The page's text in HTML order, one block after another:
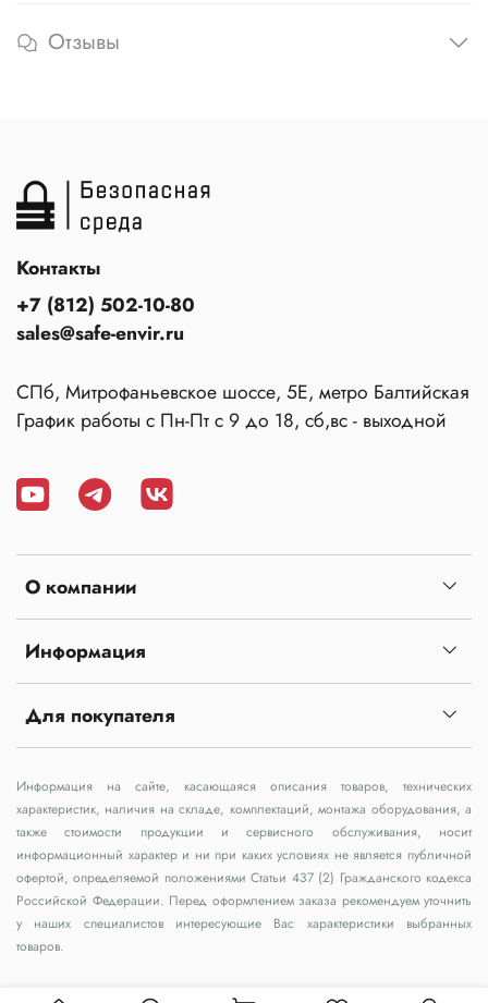
Отзывы
О компании
Информация
Для покупателя
Контакты
+7 (812) 502-10-80
sales@safe-envir.ru
СПб, Митрофаньевское шоссе, 5Е, метро Балтийская
График работы с Пн-Пт с 9 до 18, сб,вс - выходной
Информация на сайте, касающаяся описания товаров, технических
характеристик, наличия на складе, комплектаций, монтажа оборудования, а
также стоимости продукции и сервисного обслуживания, носит
информационный характер и ни при каких условиях не является публичной
офертой, определяемой положениями Статьи 437 (2) Гражданского кодекса
Российской Федерации. Перед оформлением заказа рекомендуем уточнить
у наших специалистов интересующие Вас характеристики выбранных
товаров.